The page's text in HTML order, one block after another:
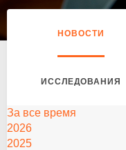
НОВОСТИ
ИССЛЕДОВАНИЯ
За все время
2026
2025